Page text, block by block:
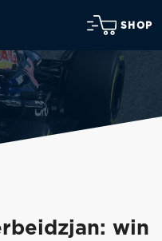
SHOP
win